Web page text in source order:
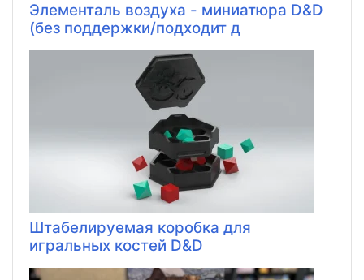
Элементаль воздуха - миниатюра D&D
(без поддержки/подходит д
Штабелируемая коробка для
игральных костей D&D